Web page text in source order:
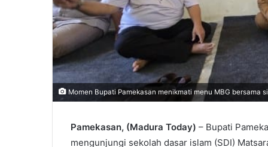
Momen Bupati Pamekasan menikmati menu MBG bersama
Pamekasan, (Madura Today) – Bupati
mengunjungi sekolah dasar islam (SDI)